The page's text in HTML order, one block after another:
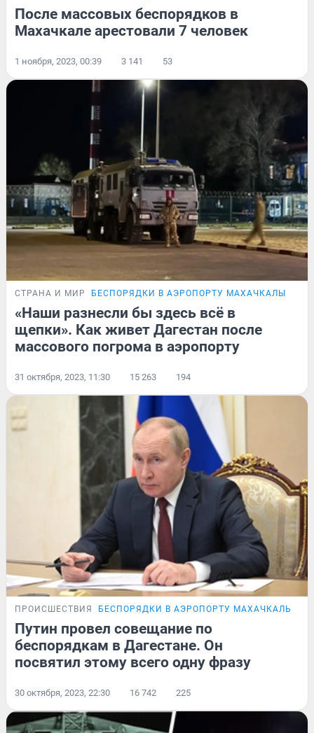
После массовых беспорядков в
Махачкале арестовали 7 человек
1 ноября, 2023, 00:39 3 141 53
СТРАНА И МИР БЕСПОРЯДКИ В АЭРОПОРТУ МАХАЧКАЛЫ
«Наши разнесли бы здесь всё в
щепки». Как живет Дагестан после
массового погрома в аэропорту
31 октября, 2023, 11:30 15 263 194
ПРОИСШЕСТВИЯ БЕСПОРЯДКИ В АЭРОПОРТУ МАХАЧКАЛЫ
Путин провел совещание по
беспорядкам в Дагестане. Он
посвятил этому всего одну фразу
30 октября, 2023, 22:30 16 742 225